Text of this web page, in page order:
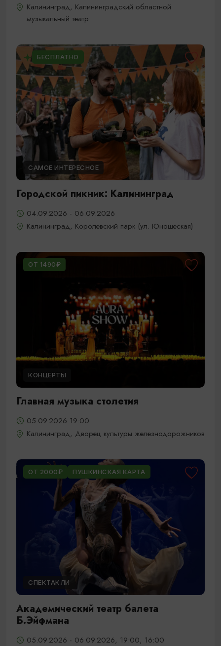
Калининград, Калининградский областной
музыкальный театр
БЕСПЛАТНО
САМОЕ ИНТЕРЕСНОЕ
Городской пикник: Калининград
04.09.2026 - 06.09.2026
Калининград, Королевский парк (ул. Юношеская)
ОТ 1490₽
КОНЦЕРТЫ
Главная музыка столетия
05.09.2026 19:00
Калининград, Дворец культуры железнодорожников
ОТ 2000₽ ПУШКИНСКАЯ КАРТА
СПЕКТАКЛИ
Академический театр балета
Б.Эйфмана
05.09.2026 - 06.09.2026, 19:00, 16:00